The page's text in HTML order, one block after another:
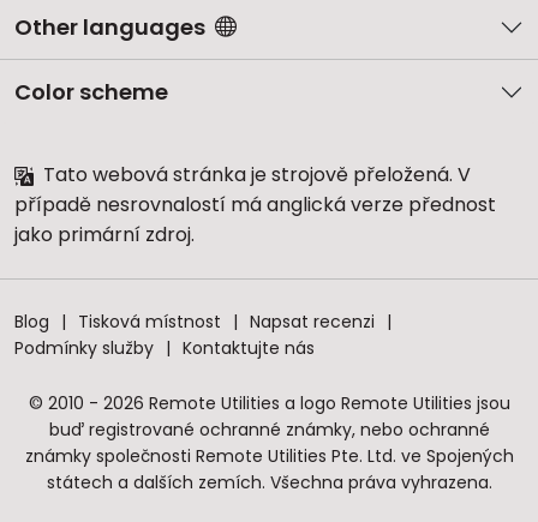
Other languages
Color scheme
Tato webová stránka je strojově přeložená. V
případě nesrovnalostí má anglická verze přednost
jako primární zdroj.
Blog Tisková místnost
Napsat recenzi
Podmínky služby
Kontaktujte nás
© 2010 - 2026 Remote Utilities a logo Remote Utilities jsou
buď registrované ochranné známky, nebo ochranné
známky společnosti Remote Utilities Pte. Ltd. ve Spojených
státech a dalších zemích. Všechna práva vyhrazena.